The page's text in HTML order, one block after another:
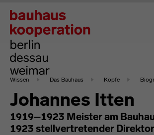
Wissen Das Bauhaus Köpfe
Johannes Itten
1919–1923 Meister am
1923 stellvertretender Direktor